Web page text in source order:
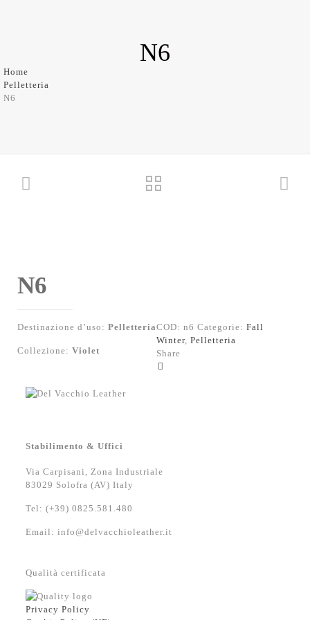
N6
Home
Pelletteria
N6
N6
Destinazione d’uso: Pelletteria
Collezione: Violet
COD: n6 Categorie: Fall
Winter, Pelletteria
Share
Stabilimento & Uffici
Via Carpisani, Zona Industriale
83029 Solofra (AV) Italy
Tel: (+39) 0825.581.480
Email: info@delvacchioleather.it
Qualità certificata
Privacy Policy